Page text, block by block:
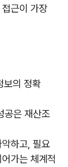
근이 가장
보의 정확
공은 재산조
하고, 필요
가는 체계적